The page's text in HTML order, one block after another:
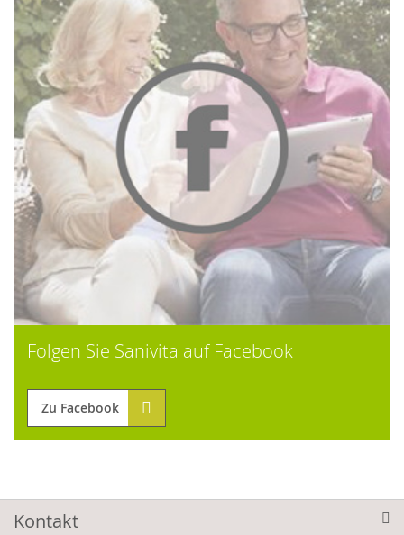
Folgen Sie Sanivita auf Facebook
Zu Facebook
Kontakt